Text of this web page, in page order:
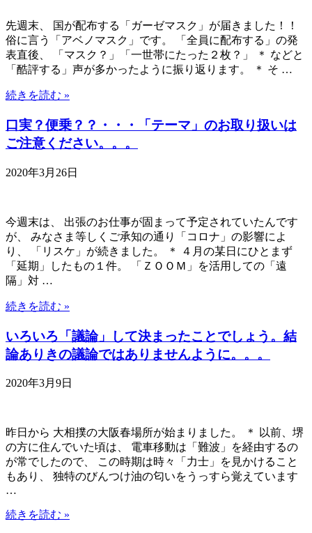
先週末、 国が配布する「ガーゼマスク」が届きました！！
俗に言う「アベノマスク」です。 「全員に配布する」の発
表直後、 「マスク？」「一世帯にたった２枚？」 ＊ などと
「酷評する」声が多かったように振り返ります。 ＊ そ …
続きを読む »
口実？便乗？？・・・「テーマ」のお取り扱いは
ご注意ください。。。
2020年3月26日
今週末は、 出張のお仕事が固まって予定されていたんです
が、 みなさま等しくご承知の通り「コロナ」の影響によ
り、 「リスケ」が続きました。 ＊ ４月の某日にひとまず
「延期」したもの１件。 「ＺＯＯＭ」を活用しての「遠
隔」対 …
続きを読む »
いろいろ「議論」して決まったことでしょう。結
論ありきの議論ではありませんように。。。
2020年3月9日
昨日から 大相撲の大阪春場所が始まりました。 ＊ 以前、堺
の方に住んでいた頃は、 電車移動は「難波」を経由するの
が常でしたので、 この時期は時々「力士」を見かけること
もあり、 独特のびんつけ油の匂いをうっすら覚えています
…
続きを読む »